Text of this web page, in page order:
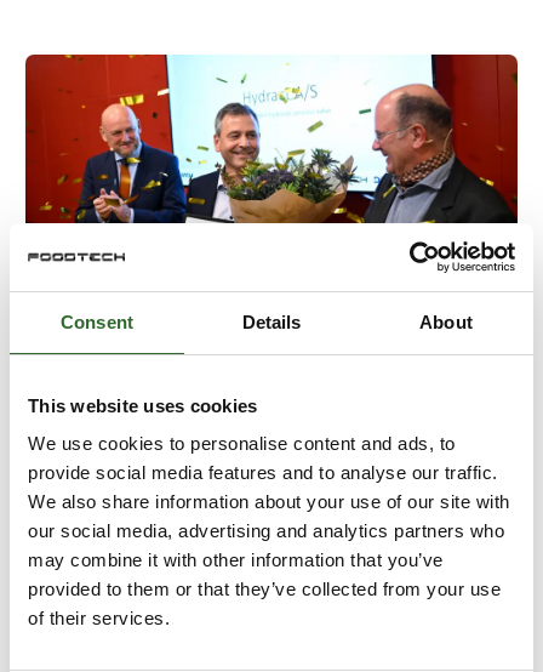
Consent Details About
This website uses cookies
We use cookies to personalise content and ads, to
provide social media features and to analyse our traffic.
We also share information about your use of our site with
our social media, advertising and analytics partners who
may combine it with other information that you’ve
provided to them or that they’ve collected from your use
of their services.
FoodTech og DiaLabXpo åbnet med
prisoverrækkelser og fokus på
bæredygtighed
Det centrale omdrejningspunkt var bæredygtighed,
da FoodTech og DiaLabXpo 1. november åbnede
med taler til tiden i MCH Messecenter Herning.
Samtidig blev vinderen af årets FoodTech Award